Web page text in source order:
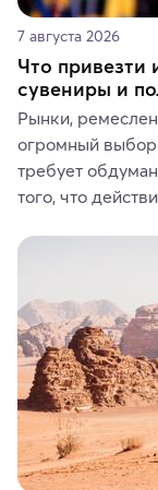
7 августа 2026
Что привезти
сувениры и
Рынки,
огромный выбор
требует
того, что
средства,
где их купить.